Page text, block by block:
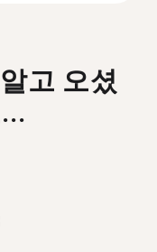
고 오셨